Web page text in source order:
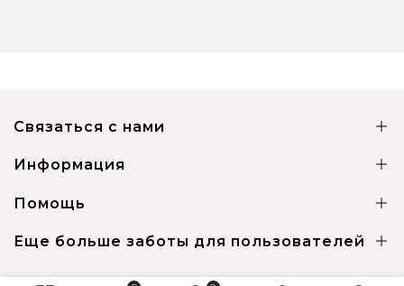
Связаться с нами
Информация
Помощь
Еще больше заботы для пользователей